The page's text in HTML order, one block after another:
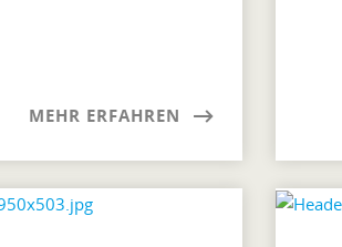
MEHR ERFAHREN